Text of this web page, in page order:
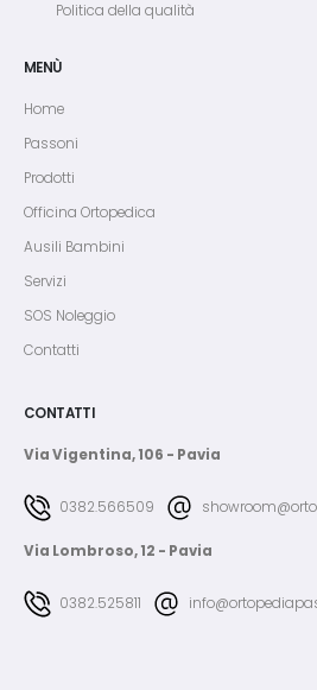
Politica della qualità
MENÙ
Home
Passoni
Prodotti
Officina Ortopedica
Ausili Bambini
Servizi
SOS Noleggio
Contatti
CONTATTI
Via Vigentina, 106 - Pavia
0382.566509
Via Lombroso, 12 - Pavia
0382.525811